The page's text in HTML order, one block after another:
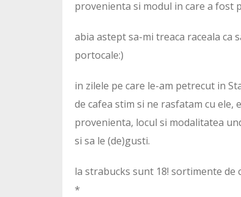
provenienta si modul in care a fost
abia astept sa-mi treaca raceala ca
portocale:)
in zilele pe care le-am petrecut in
de cafea stim si ne rasfatam cu
provenienta, locul si modalitatea
si sa le (de)gusti.
la strabucks sunt 18! sortimente de
*